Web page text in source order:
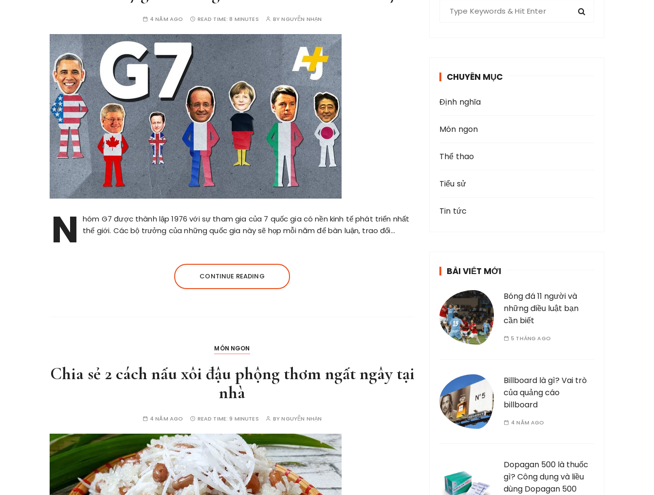
4 NĂM AGO READ TIME:8 MINUTES BYNGUYỄN NHẠN
N
hóm G7 được thành lập 1976 với sự tham gia của 7 quốc gia có nền kinh tế phát triển nhất
thế giới. Các bộ trưởng của những quốc gia này sẽ họp mỗi năm để bàn luận, trao đổi…
CONTINUE READING
MÓN NGON
Chia sẻ 2 cách nấu xôi đậu phộng thơm ngất ngây tại
nhà
4 NĂM AGO READ TIME: 9 MINUTES BYNGUYỄN NHẠN
r
CHUYÊN MỤC
Định nghĩa
Món ngon
Thể thao
Tiểu sử
Tin tức
BÀI VIẾT MỚI
Bóng đá 11 người và
những điều luật bạn
cần biết
5 THÁNG AGO
Billboard là gì? Vai trò
của quảng cáo
billboard
4 NĂM AGO
Dopagan 500 là thuốc
gì? Công dụng và liều
dùng Dopagan 500